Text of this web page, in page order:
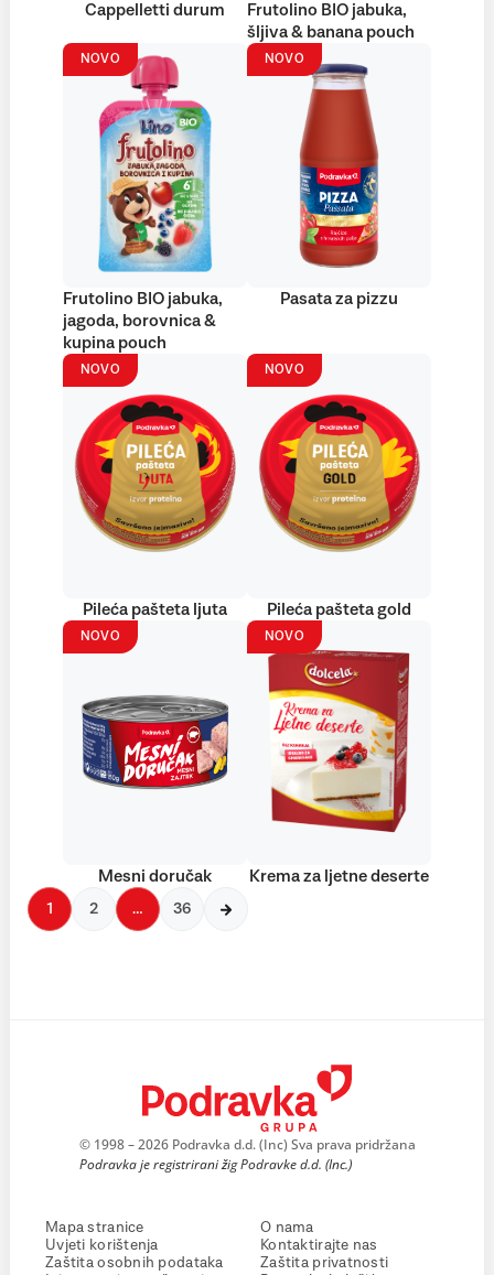
Cappelletti durum
Frutolino BIO jabuka,
šljiva & banana pouch
NOVO
Frutolino BIO jabuka,
jagoda, borovnica &
kupina pouch
NOVO
Pasata za pizzu
NOVO
Pileća pašteta ljuta
NOVO
Pileća pašteta gold
NOVO
Mesni doručak
NOVO
Krema za ljetne deserte
1 2 … 36
© 1998 – 2026 Podravka d.d. (Inc) Sva prava pridržana
Podravka je registrirani žig Podravke d.d. (Inc.)
Mapa stranice
Uvjeti korištenja
Zaštita osobnih podataka
O nama
Kontaktirajte nas
Zaštita privatnosti